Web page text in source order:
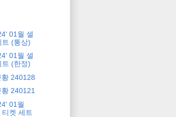
01월 셀
트 (통상)
01월 셀
트 (한정)
황 240128
240121
01월
켓 세트